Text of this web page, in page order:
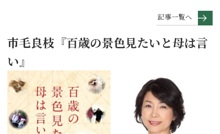
記事一覧へ
市毛良枝『百歳の景色見たいと母は言
い』